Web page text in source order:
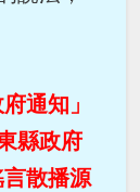
通知」
縣政府
散播源